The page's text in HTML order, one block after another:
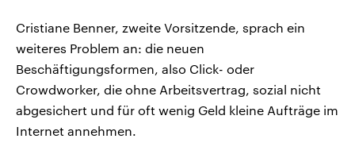
Cristiane Benner, zweite Vorsitzende, sprach ein
weiteres Problem an: die neuen
Beschäftigungsformen, also Click- oder
Crowdworker, die ohne Arbeitsvertrag, sozial nicht
abgesichert und für oft wenig Geld kleine Aufträge im
Internet annehmen.